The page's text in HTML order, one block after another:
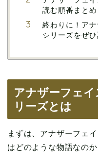
読む順番まとめ
終わりに！ア
シリーズをぜひ
アナザーフェ
リーズとは
まずは、アナザーフェ
はどのような物語なの